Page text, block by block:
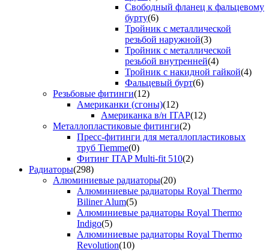
Свободный фланец к фальцевому
бурту(6)
Тройник с металлической
резьбой наружной(3)
Тройник с металлической
резьбой внутренней(4)
Тройник с накидной гайкой(4)
Фальцевый бурт(6)
Резьбовые фитинги(12)
Американки (сгоны)(12)
Американка в/н ITAP(12)
Металлопластиковые фитинги(2)
Пресс-фитинги для металлопластиковых
труб Tiemme(0)
Фитинг ITAP Multi-fit 510(2)
Радиаторы(298)
Алюминиевые радиаторы(20)
Алюминиевые радиаторы Royal Thermo
Biliner Alum(5)
Алюминиевые радиаторы Royal Thermo
Indigo(5)
Алюминиевые радиаторы Royal Thermo
Revolution(10)